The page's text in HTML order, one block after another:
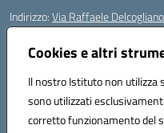
Cookies e altri
Il nostro Istituto non
sono utilizzati
corretto funzionamento del
Indirizzo:Via Raffaele
Centralino:
Posta elettronica certificata
Codice fiscale: 90003320620
Codice meccanografico:
Codice Indice delle Pubbliche